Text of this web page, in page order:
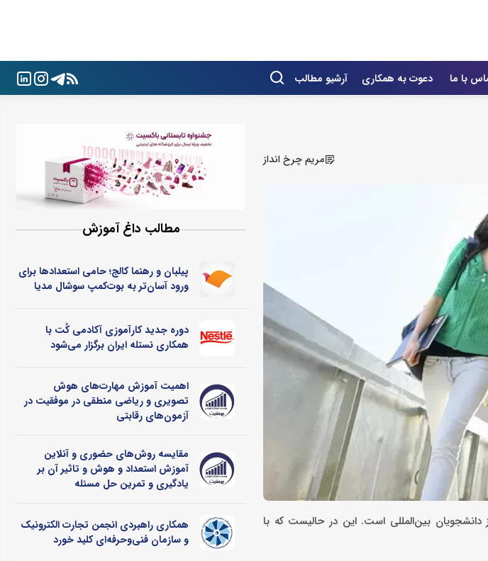
با ما دعوت به همکاری آرشیو مطالب
مریم چرخ انداز
بین‌المللی است. این در حالیست که با
مطالب داغ آموزش
پیلبان و رهنما کالج؛ حامی استعدادها برای
ورود آسان‌تر به بوت‌کمپ سوشال مدیا
دوره جدید کارآموزی آکادمی کُت با
همکاری نستله ایران برگزار می‌شود
اهمیت آموزش مهارت‌های هوش
تصویری و ریاضی منطقی در موفقیت در
آزمون‌های رقابتی
مقایسه روش‌های حضوری و آنلاین
آموزش استعداد و هوش و تاثیر آن بر
یادگیری و تمرین حل مسئله
همکاری راهبردی انجمن تجارت الکترونیک
و سازمان فنی‌وحرفه‌ای کلید خورد